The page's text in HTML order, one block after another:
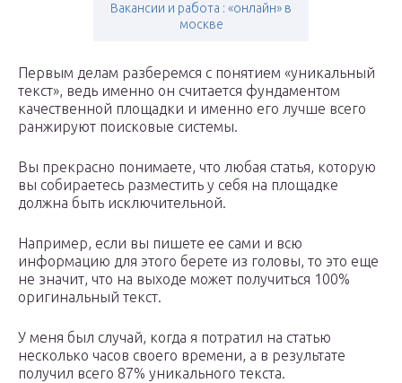
Вакансии и работа : «онлайн» в
москве
Первым делам разберемся с понятием «уникальный
текст», ведь именно он считается фундаментом
качественной площадки и именно его лучше всего
ранжируют поисковые системы.
Вы прекрасно понимаете, что любая статья, которую
вы собираетесь разместить у себя на площадке
должна быть исключительной.
Например, если вы пишете ее сами и всю
информацию для этого берете из головы, то это еще
не значит, что на выходе может получиться 100%
оригинальный текст.
У меня был случай, когда я потратил на статью
несколько часов своего времени, а в результате
получил всего 87% уникального текста.